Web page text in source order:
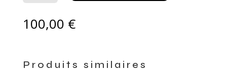
Nippies
bleu
100,00 €
Produits similaires